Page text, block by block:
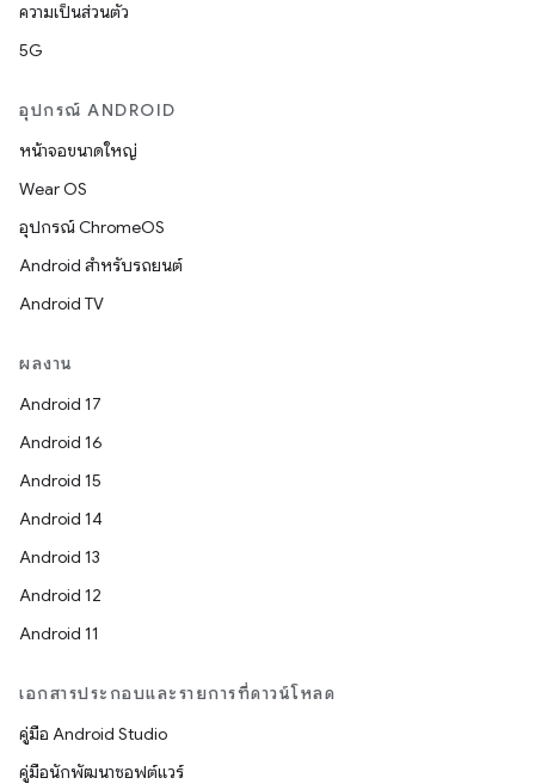
ความเป็นส่วนตัว
5G
อุปกรณ์ ANDROID
หน้าจอขนาดใหญ่
Wear OS
อุปกรณ์ ChromeOS
Android สำหรับรถยนต์
Android TV
ผลงาน
Android 17
Android 16
Android 15
Android 14
Android 13
Android 12
Android 11
เอกสารประกอบและรายการที่ดาวน์โหลด
คู่มือ Android Studio
คู่มือนักพัฒนาซอฟต์แวร์